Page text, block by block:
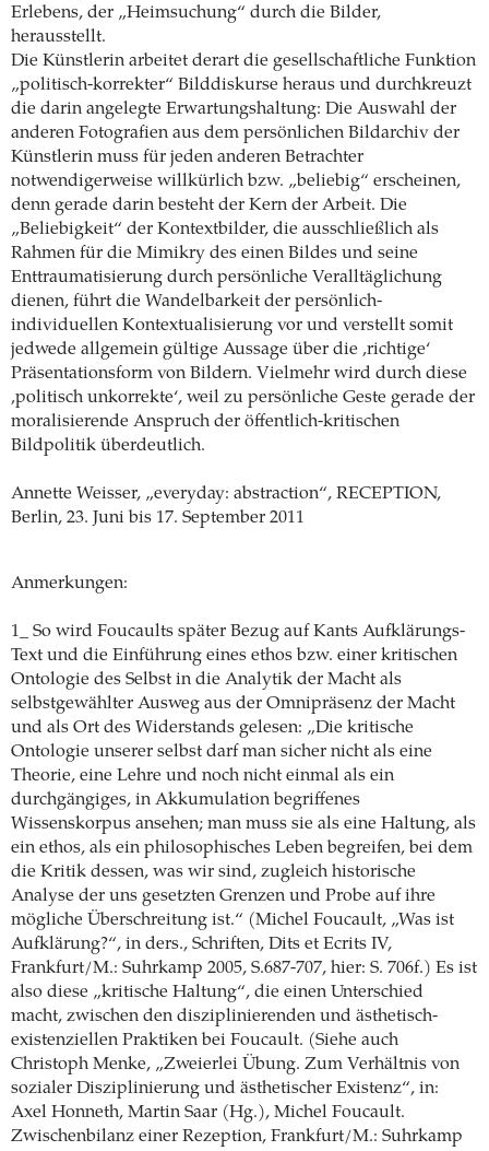
Erlebens, der „Heimsuchung“ durch die Bilder,
herausstellt.
Die Künstlerin arbeitet derart die gesellschaftliche Funktion
„politisch-korrekter“ Bilddiskurse heraus und durchkreuzt
die darin angelegte Erwartungshaltung: Die Auswahl der
anderen Fotografien aus dem persönlichen Bildarchiv der
Künstlerin muss für jeden anderen Betrachter
notwendigerweise willkürlich bzw. „beliebig“ erscheinen,
denn gerade darin besteht der Kern der Arbeit. Die
„Beliebigkeit“ der Kontextbilder, die ausschließlich als
Rahmen für die Mimikry des einen Bildes und seine
Enttraumatisierung durch persönliche Veralltäglichung
dienen, führt die Wandelbarkeit der persönlich-
individuellen Kontextualisierung vor und verstellt somit
jedwede allgemein gültige Aussage über die ‚richtige‘
Präsentationsform von Bildern. Vielmehr wird durch diese
‚politisch unkorrekte‘, weil zu persönliche Geste gerade der
moralisierende Anspruch der öffentlich-kritischen
Bildpolitik überdeutlich.
Annette Weisser, „everyday: abstraction“, RECEPTION,
Berlin, 23. Juni bis 17. September 2011
Anmerkungen:
1_ So wird Foucaults später Bezug auf Kants Aufklärungs-
Text und die Einführung eines ethos bzw. einer kritischen
Ontologie des Selbst in die Analytik der Macht als
selbstgewählter Ausweg aus der Omnipräsenz der Macht
und als Ort des Widerstands gelesen: „Die kritische
Ontologie unserer selbst darf man sicher nicht als eine
Theorie, eine Lehre und noch nicht einmal als ein
durchgängiges, in Akkumulation begriffenes
Wissenskorpus ansehen; man muss sie als eine Haltung, als
ein ethos, als ein philosophisches Leben begreifen, bei dem
die Kritik dessen, was wir sind, zugleich historische
Analyse der uns gesetzten Grenzen und Probe auf ihre
mögliche Überschreitung ist.“ (Michel Foucault, „Was ist
Aufklärung?“, in ders., Schriften, Dits et Ecrits IV,
Frankfurt/M.: Suhrkamp 2005, S.687-707, hier: S. 706f.) Es ist
also diese „kritische Haltung“, die einen Unterschied
macht, zwischen den disziplinierenden und ästhetisch-
existenziellen Praktiken bei Foucault. (Siehe auch
Christoph Menke, „Zweierlei Übung. Zum Verhältnis von
sozialer Disziplinierung und ästhetischer Existenz“, in:
Axel Honneth, Martin Saar (Hg.), Michel Foucault.
Zwischenbilanz einer Rezeption, Frankfurt/M.: Suhrkamp